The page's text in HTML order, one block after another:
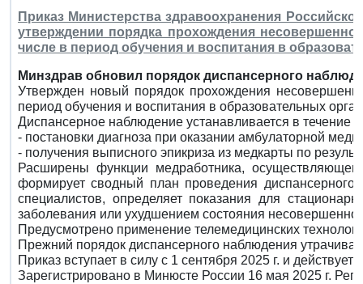
Приказ Министерства здравоохранения
утверждении порядка прохождения
числе в период обучения и воспитания в
Минздрав обновил порядок диспансерного
Утвержден новый порядок прохождения
период обучения и воспитания в образовательных
Диспансерное наблюдение устанавливается в течение
- постановки диагноза при оказании амбулаторной
- получения выписного эпикриза из медкарты по
Расширены функции медработника,
формирует сводный план проведения диспансерного
специалистов, определяет показания для
заболевания или ухудшением состояния
Предусмотрено применение телемедицинских
Прежний порядок диспансерного наблюдения
Приказ вступает в силу с 1 сентября 2025 г. и действует
Зарегистрировано в Минюсте России 16 мая 2025 г.